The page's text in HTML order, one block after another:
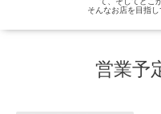
て、そしてどこ
そんなお店を目指し
営業予